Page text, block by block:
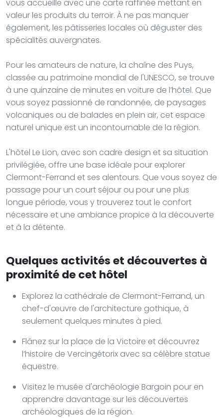
vous accueille avec une carte raffinée mettant en
valeur les produits du terroir. À ne pas manquer
également, les pâtisseries locales où déguster des
spécialités auvergnates.
Pour les amateurs de nature, la chaîne des Puys,
classée au patrimoine mondial de l'UNESCO, se trouve
à une quinzaine de minutes en voiture de l’hôtel. Que
vous soyez passionné de randonnée, de paysages
volcaniques ou de balades en plein air, cet espace
naturel unique est un incontournable de la région.
L'hôtel Le Lion, avec son cadre design et sa situation
privilégiée, offre une base idéale pour explorer
Clermont-Ferrand et ses alentours. Que vous soyez de
passage pour un court séjour ou pour une plus
longue période, vous y trouverez tout le confort
nécessaire et une ambiance propice à la découverte
et à la détente.
Quelques activités et découvertes à
proximité de cet hôtel
Explorez la cathédrale de Clermont-Ferrand, un
chef-d'œuvre de l'architecture gothique, à
seulement quelques minutes à pied.
Flânez sur la place de la Victoire et découvrez
l’histoire de Vercingétorix avec sa célèbre statue
équestre.
Visitez le musée d'archéologie Bargoin pour en
apprendre davantage sur les découvertes
archéologiques de la région.